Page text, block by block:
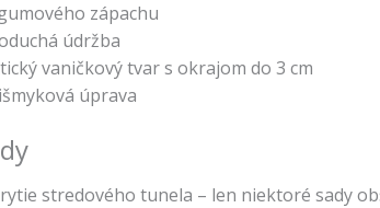
zápachu
údržba
vaničkový tvar s okrajom do 3 cm
úprava
stredového tunela – len niektoré sady